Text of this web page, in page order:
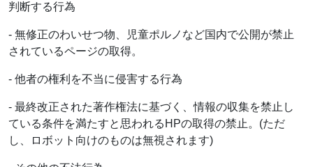
判断する行為
- 無修正のわいせつ物、児童ポルノなど国内で公開が禁止
されているページの取得。
- 他者の権利を不当に侵害する行為
- 最終改正された著作権法に基づく、情報の収集を禁止し
ている条件を満たすと思われるHPの取得の禁止。(ただ
し、ロボット向けのものは無視されます)